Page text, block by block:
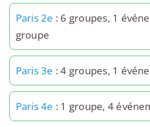
Paris 2e : 6 groupes, 1
groupe
Paris 3e : 4 groupes, 1
Paris 4e : 1 groupe, 4